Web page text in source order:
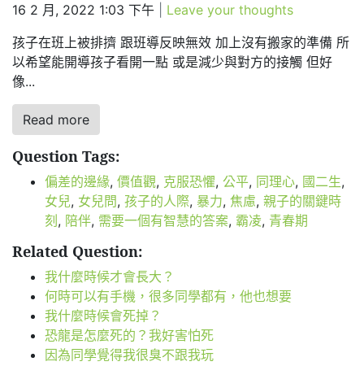
16 2 月, 2022 1:03 下午
Leave your thoughts
孩子在班上被排擠 跟班導反映無效 加上沒有搬家的準備 所
以希望能開導孩子看開一點 或是減少與對方的接觸 但好
像...
Read more
Question Tags:
偏差的邊緣, 價值觀, 克服恐懼, 公平, 同理心, 國二生,
女兒, 女兒問, 孩子的人際, 暴力, 焦慮, 親子的關鍵時
刻 , 陪伴, 需要一個有智慧的答案, 霸凌, 青春期
Related Question:
我什麼時候才會長大？
何時可以有手機，很多同學都有，他也想要
我什麼時候會死掉？
恐龍是怎麼死的？我好害怕死
因為同學覺得我很臭不跟我玩